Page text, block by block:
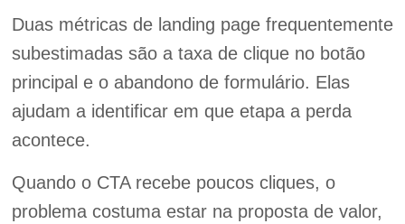
Duas métricas de landing page frequentemente
subestimadas são a taxa de clique no botão
principal e o abandono de formulário. Elas
ajudam a identificar em que etapa a perda
acontece.
Quando o CTA recebe poucos cliques, o
problema costuma estar na proposta de valor,